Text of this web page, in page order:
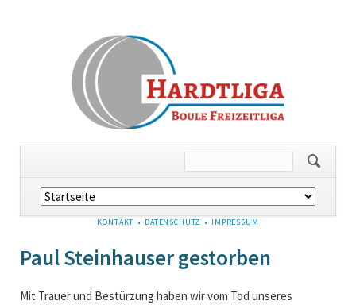
Navigation
überspringen
NAVIGATION
KONTAKT DATENSCHUTZ IMPRESSUM
Paul Steinhauser gestorben
Mit Trauer und Bestürzung haben wir vom Tod unseres